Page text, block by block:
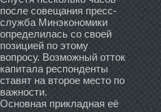
после совещания пресс-
служба Минэкономики
определилась со своей
позицией по этому
вопросу. Возможный отток
капитала респонденты
ставят на второе место по
важности.
Основная прикладная её